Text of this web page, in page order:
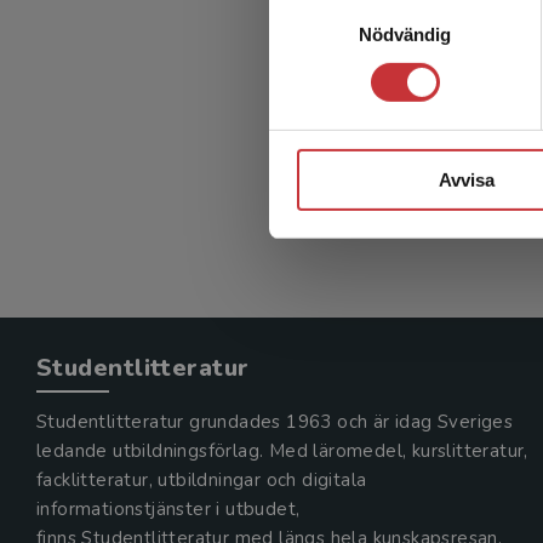
Nödvändig
Avvisa
Studentlitteratur
Studentlitteratur grundades 1963 och är idag Sveriges
ledande utbildningsförlag. Med läromedel, kurslitteratur,
facklitteratur, utbildningar och digitala
informationstjänster i utbudet,